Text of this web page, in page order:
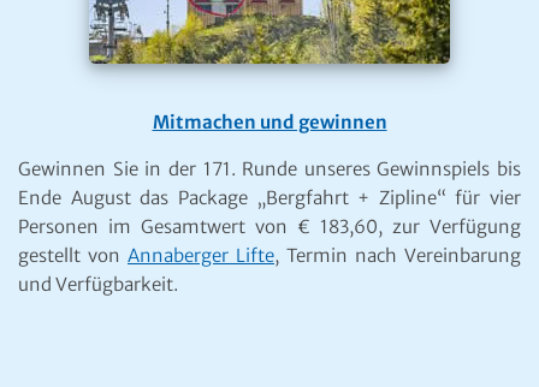
Mitmachen und gewinnen
Gewinnen Sie in der 171. Runde unseres Gewinnspiels bis
Ende August das Package „Bergfahrt + Zipline“ für vier
Personen im Gesamtwert von € 183,60, zur Verfügung
gestellt von Annaberger Lifte, Termin nach Vereinbarung
und Verfügbarkeit.